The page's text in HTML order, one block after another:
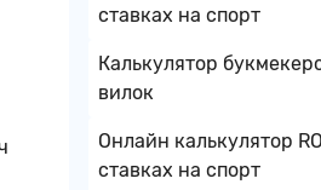
ставках на спорт
Калькулятор
вилок
Онлайн калькулятор
ставках на спорт